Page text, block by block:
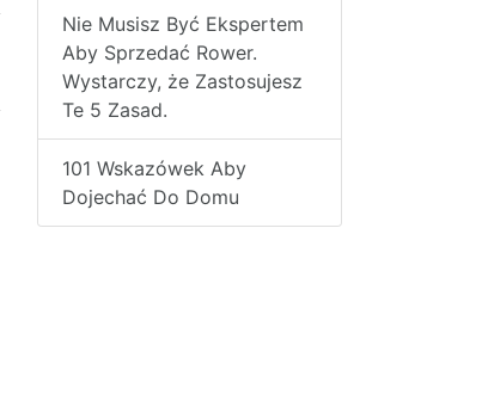
Nie Musisz Być Ekspertem
Aby Sprzedać Rower.
Wystarczy, że Zastosujesz
Te 5 Zasad.
101 Wskazówek Aby
Dojechać Do Domu